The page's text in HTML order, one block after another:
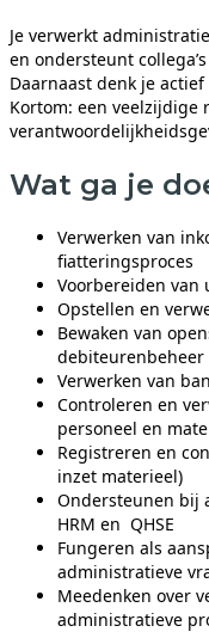
Je verwerkt
en ondersteunt
Daarnaast denk je
Kortom: een
Wat ga je
Verwerken van
fiatteringsproces
Voorbereiden
Opstellen en
Bewaken van
debiteurenbeheer
Verwerken van
Controleren en
personeel en
Registreren en
inzet materieel)
Ondersteunen bij
HRM en QHSE
Fungeren als
administratieve
Meedenken over
administratieve